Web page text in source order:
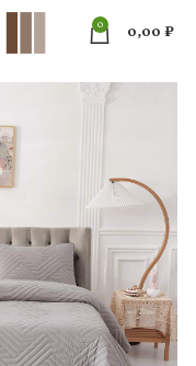
0 0,00 ₽